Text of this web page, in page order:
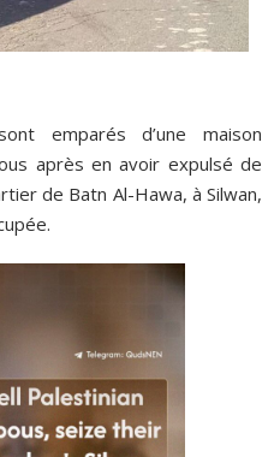
emparés d’une maison
après en avoir expulsé de
de Batn Al-Hawa, à Silwan,